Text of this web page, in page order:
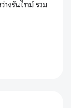
างรันไทม์ รวม